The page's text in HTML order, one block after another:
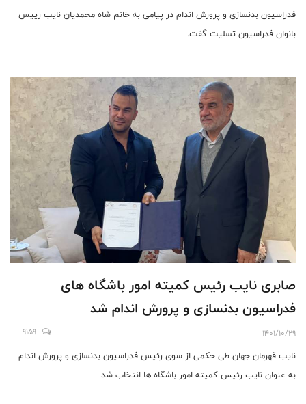
فدراسيون بدنسازى و پرورش اندام در پيامى به خانم شاه محمديان نايب رييس
بانوان فدراسيون تسليت گفت.
صابرى نایب رئیس کمیته امور باشگاه های
فدراسیون بدنسازی و پرورش اندام شد
1401/10/29
9159
نایب قهرمان جهان طی حکمی از سوی رئیس فدراسیون بدنسازی و پرورش اندام
به عنوان نایب رئیس کمیته امور باشگاه ها انتخاب شد.